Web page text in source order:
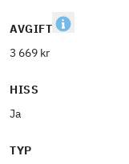
AVGIFT
3 669 kr
HISS
Ja
TYP